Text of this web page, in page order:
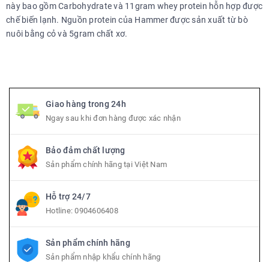
này bao gồm Carbohydrate và 11gram whey protein hỗn hợp được
chế biến lạnh. Nguồn protein của Hammer được sản xuất từ bò
nuôi bằng cỏ và 5gram chất xơ.
Giao hàng trong 24h
Ngay sau khi đơn hàng được xác nhận
Bảo đảm chất lượng
Sản phẩm chính hãng tại Việt Nam
Hỗ trợ 24/7
Hotline:0904606408
Sản phẩm chính hãng
Sản phẩm nhập khẩu chính hãng